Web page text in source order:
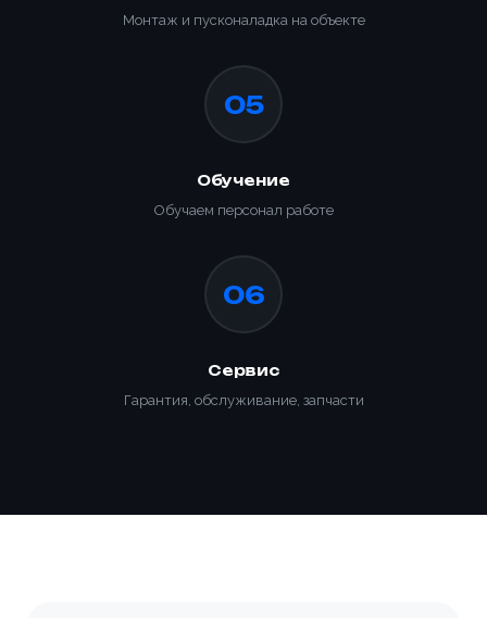
Монтаж и пусконаладка на объекте
05
Обучение
Обучаем персонал работе
06
Сервис
Гарантия, обслуживание, запчасти